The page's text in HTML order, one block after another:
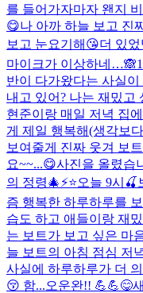
를 들어가자마자 왠지
😋나 아까 하늘 보고 진
보고 눈요기해😘더 있었
마이크가 이상하네…🙈
반이 다가왔다는 사실
내고 있어? 나는 재밌고
현준이랑 매일 저녁 집
게 제일 행복해(생각보
보여줄게 진짜 웃겨 보
요~~...😋사진을 올렸습
의 정령🎄 ⚡️⭐️오늘 9시🍒
즘 행복한 하루하루를
습도 하고 애들이랑 재
는 보트가 보고 싶은 마
늘 보트의 아침 점심 저
사실에 하루하루가 더
😚 함...오운완!! 💪💪😋